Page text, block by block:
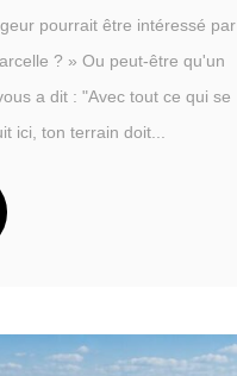
pourrait être intéressé par
? » Ou peut-être qu'un
a dit : "Avec tout ce qui se
ici, ton terrain doit...